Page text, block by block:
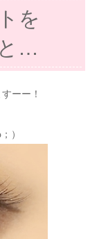
を
…
ーー！
）